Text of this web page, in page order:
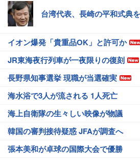
台湾代表、長崎の平和式典
イオン爆発「貴重品OK」と許可か
JR東海夜行列車が一夜限りの復刻
長野県知事選挙 現職が当選確実
海水浴で3人が流される 1人死亡
海上自衛隊の生々しい映像が物議
韓国の審判接待疑惑 JFAが調査へ
張本美和が卓球の国際大会で優勝